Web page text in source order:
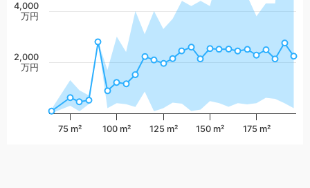
75 m² 100 m² 125 m² 150 m² 175 m²
2,000
万円
4,000
万円